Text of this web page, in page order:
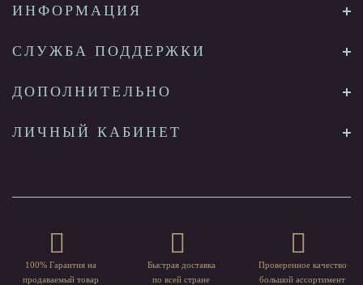
ИНФОРМАЦИЯ
СЛУЖБА ПОДДЕРЖКИ
ДОПОЛНИТЕЛЬНО
ЛИЧНЫЙ КАБИНЕТ
100% Гарантия на
продаваемый товар
Быстрая доставка
по всей стране
Проверенное качество
большой ассортимент